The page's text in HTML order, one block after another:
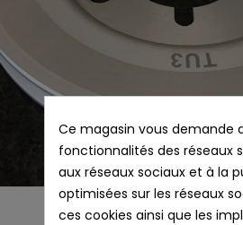
Ce magasin vous demande
fonctionnalités des réseaux
aux réseaux sociaux et à la
optimisées sur les réseaux
ces cookies ainsi que les